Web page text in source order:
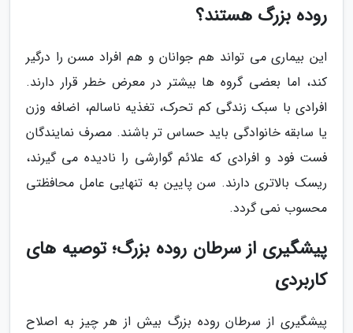
روده بزرگ هستند؟
این بیماری می تواند هم جوانان و هم افراد مسن را درگیر
کند، اما بعضی گروه ها بیشتر در معرض خطر قرار دارند.
افرادی با سبک زندگی کم تحرک، تغذیه ناسالم، اضافه وزن
یا سابقه خانوادگی باید حساس تر باشند. مصرف نمایندگان
فست فود و افرادی که علائم گوارشی را نادیده می گیرند،
ریسک بالاتری دارند. سن پایین به تنهایی عامل محافظتی
محسوب نمی گردد.
پیشگیری از سرطان روده بزرگ؛ توصیه های
کاربردی
پیشگیری از سرطان روده بزرگ بیش از هر چیز به اصلاح